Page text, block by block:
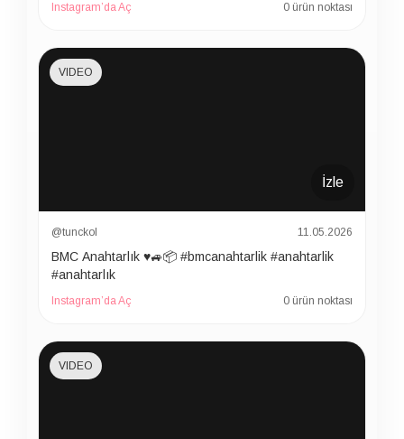
Instagram’da Aç 0 ürün noktası
İzle
VIDEO
@tunckol 11.05.2026
BMC Anahtarlık ♥️🚙📦 #bmcanahtarlik #anahtarlik
#anahtarlık
Instagram’da Aç 0 ürün noktası
VIDEO